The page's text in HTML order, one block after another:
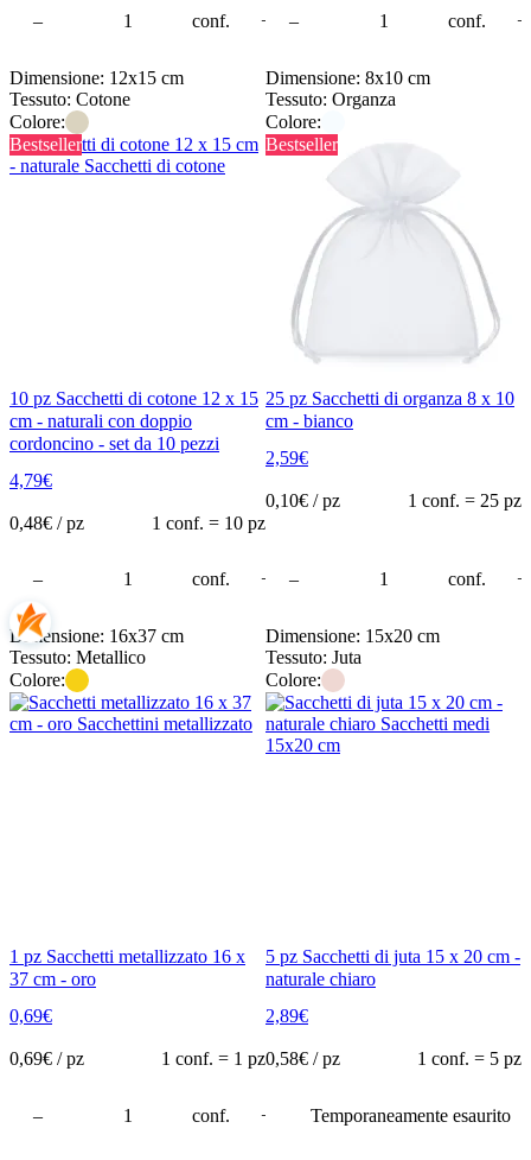
– conf. + – conf. +
Dimensione: 12x15 cm
Tessuto: Cotone
Colore:
Bestseller
10 pz Sacchetti di cotone 12 x 15
cm - naturali con doppio
cordoncino - set da 10 pezzi
4,79€
0,48€ / pz 1 conf. = 10 pz
– conf. +
Dimensione: 8x10 cm
Tessuto: Organza
Colore:
Bestseller
25 pz Sacchetti di organza 8 x 10
cm - bianco
2,59€
0,10€ / pz 1 conf. = 25 pz
– conf. +
Dimensione: 16x37 cm
Tessuto: Metallico
Colore:
1 pz Sacchetti metallizzato 16 x
37 cm - oro
0,69€
0,69€ / pz 1 conf. = 1 pz
– conf. +
Dimensione: 15x20 cm
Tessuto: Juta
Colore:
5 pz Sacchetti di juta 15 x 20 cm -
naturale chiaro
2,89€
0,58€ / pz 1 conf. = 5 pz
Temporaneamente esaurito